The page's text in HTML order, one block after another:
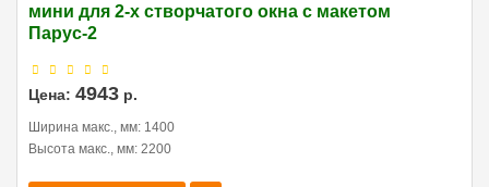
мини для 2-х створчатого окна с макетом
Парус-2
Цена: 4943 р.
Ширина макс., мм: 1400
Высота макс., мм: 2200